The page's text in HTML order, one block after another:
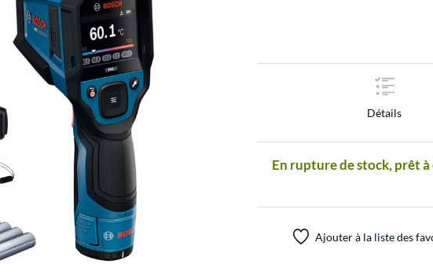
Détails
En rupture de stock, prêt
Ajouter à la liste des